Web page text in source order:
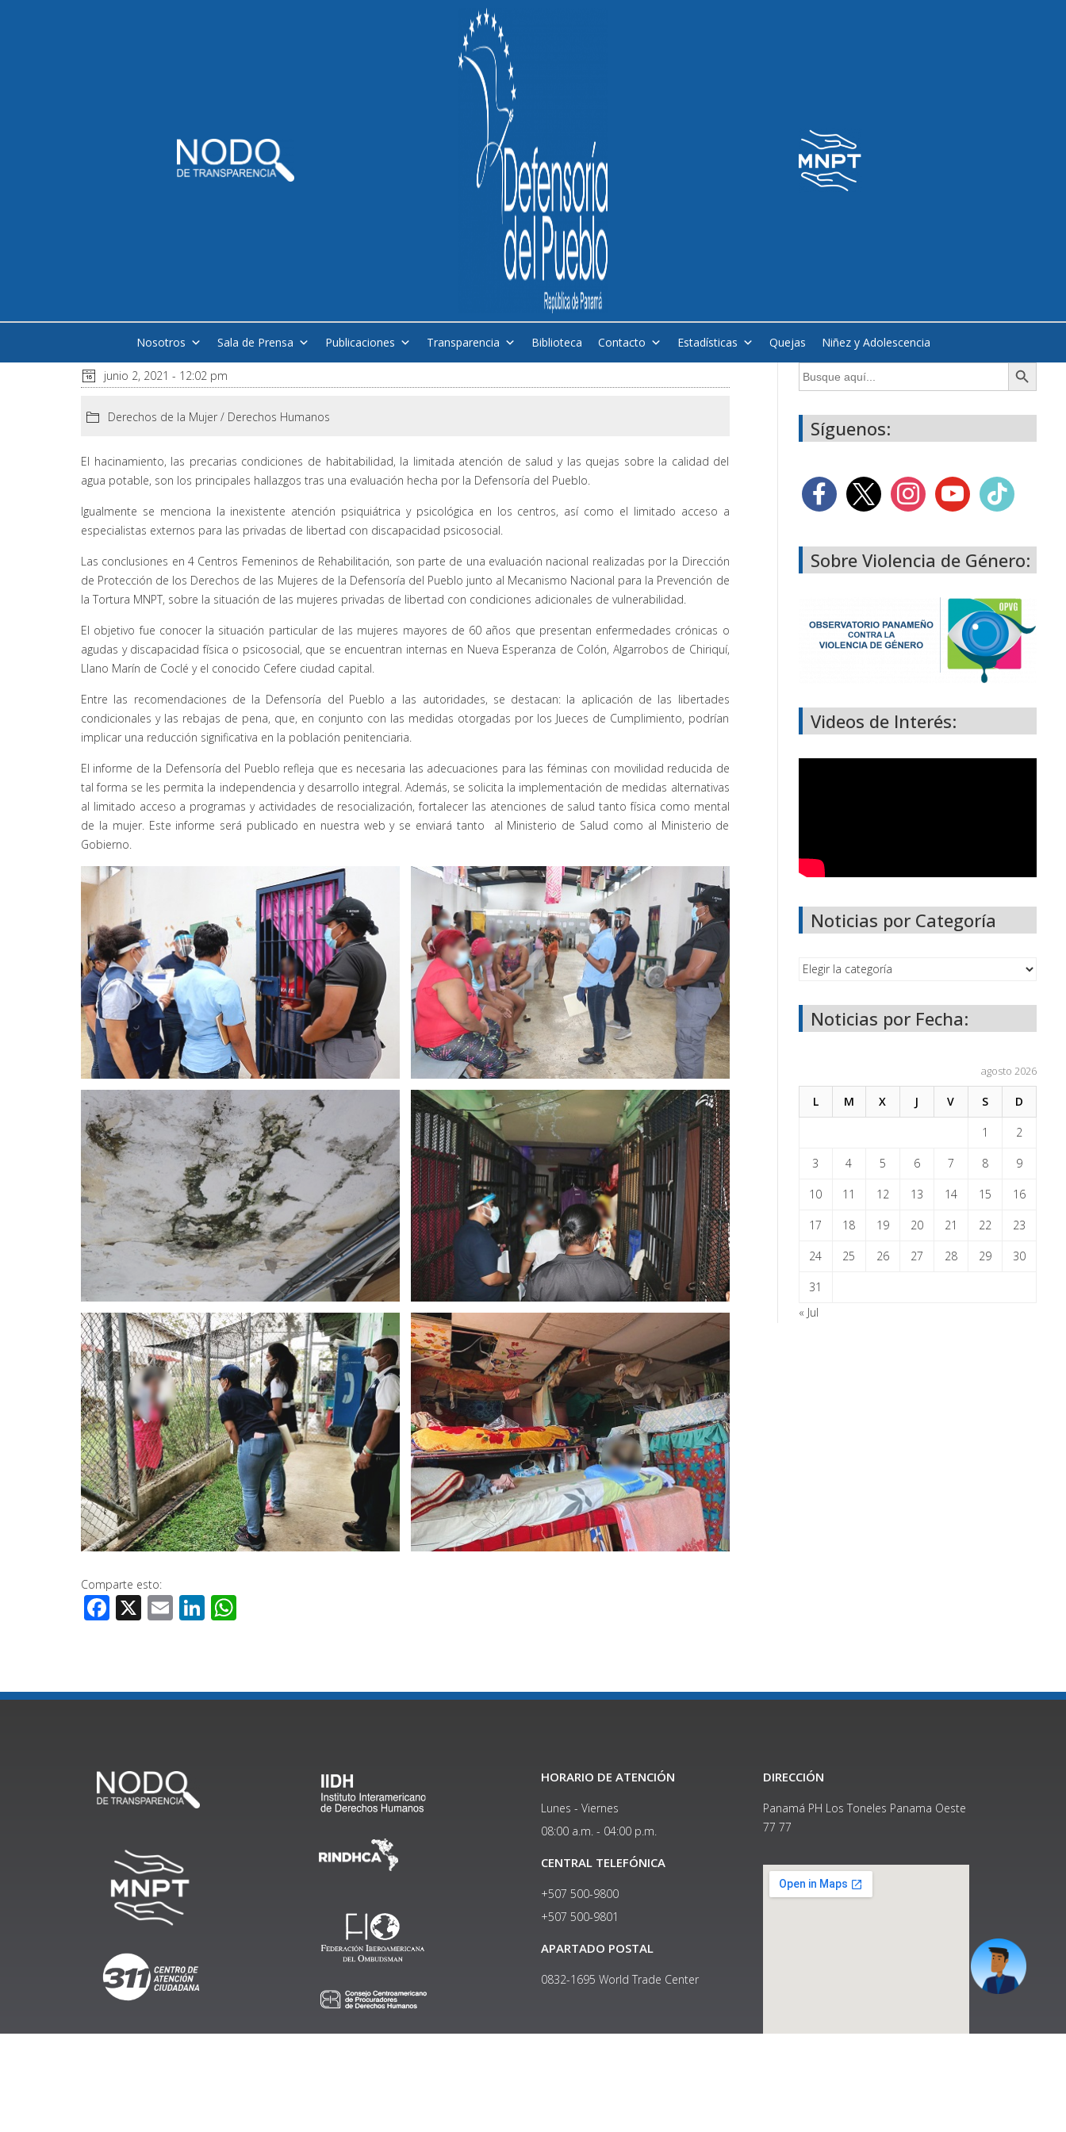
Nosotros Sala de Prensa Publicaciones Transparencia Biblioteca Contacto Estadísticas Quejas Niñez y Adolescencia
junio 2, 2021 - 12:02 pm
Derechos de la Mujer / Derechos Humanos
El hacinamiento, las precarias condiciones de habitabilidad, la limitada atención de salud y las quejas sobre la calidad del
agua potable, son los principales hallazgos tras una evaluación hecha por la Defensoría del Pueblo.
Igualmente se menciona la inexistente atención psiquiátrica y psicológica en los centros, así como el limitado acceso a
especialistas externos para las privadas de libertad con discapacidad psicosocial.
Las conclusiones en 4 Centros Femeninos de Rehabilitación, son parte de una evaluación nacional realizadas por la Dirección
de Protección de los Derechos de las Mujeres de la Defensoría del Pueblo junto al Mecanismo Nacional para la Prevención de
la Tortura MNPT, sobre la situación de las mujeres privadas de libertad con condiciones adicionales de vulnerabilidad.
El objetivo fue conocer la situación particular de las mujeres mayores de 60 años que presentan enfermedades crónicas o
agudas y discapacidad física o psicosocial, que se encuentran internas en Nueva Esperanza de Colón, Algarrobos de Chiriquí,
Llano Marín de Coclé y el conocido Cefere ciudad capital.
Entre las recomendaciones de la Defensoría del Pueblo a las autoridades, se destacan: la aplicación de las libertades
condicionales y las rebajas de pena, que, en conjunto con las medidas otorgadas por los Jueces de Cumplimiento, podrían
implicar una reducción significativa en la población penitenciaria.
El informe de la Defensoría del Pueblo refleja que es necesaria las adecuaciones para las féminas con movilidad reducida de
tal forma se les permita la independencia y desarrollo integral. Además, se solicita la implementación de medidas alternativas
al limitado acceso a programas y actividades de resocialización, fortalecer las atenciones de salud tanto física como mental
de la mujer. Este informe será publicado en nuestra web y se enviará tanto al Ministerio de Salud como al Ministerio de
Gobierno.
Comparte esto:
Facebook
X EmailLinkedIn
Buscar: Botón de búsqueda
Síguenos:
Sobre Violencia de Género:
Videos de Interés:
Noticias por Categoría
Noticias por Fecha:
agosto 2026
L M X J V S D
1 2
3 4 5 6 7 8 9
10 11 12 13 14 15 16
17 18 19 20 21 22 23
24 25 26 27 28 29 30
31
« Jul
HORARIO DE ATENCIÓN
Lunes - Viernes
08:00 a.m. - 04:00 p.m.
CENTRAL TELEFÓNICA
+507 500-9800
+507 500-9801​
APARTADO POSTAL
0832-1695 World Trade Center
DIRECCIÓN
Panamá PH Los Toneles Panama Oeste
77 77